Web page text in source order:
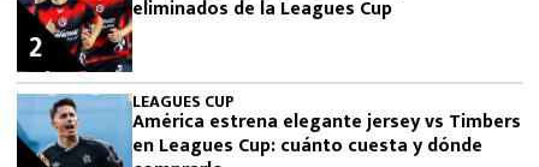
eliminados de la Leagues Cup
2
LEAGUES CUP
América estrena elegante jersey vs Timbers
en Leagues Cup: cuánto cuesta y dónde